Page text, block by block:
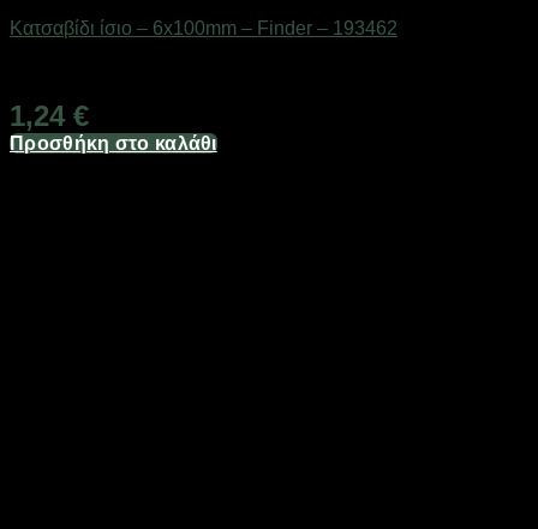
Κατσαβίδι ίσιο – 6x100mm – Finder – 193462
1,24 €
Προσθήκη στο καλάθι